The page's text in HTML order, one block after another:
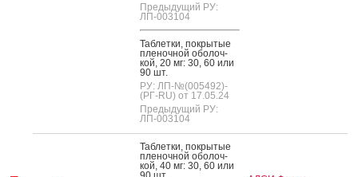
Предыдущий РУ:
ЛП-003104
Таб­летки, пок­ры­тые
пле­ноч­ной обо­лоч­
кой, 20 мг: 30, 60 или
90 шт.
РУ: ЛП-№(005492)-
(РГ-RU) от 17.05.24
Предыдущий РУ:
ЛП-003104
Таб­летки, пок­ры­тые
пле­ноч­ной обо­лоч­
кой, 40 мг: 30, 60 или